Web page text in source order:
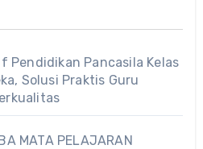
Pendidikan Pancasila Kelas
Solusi Praktis Guru
MATA PELAJARAN